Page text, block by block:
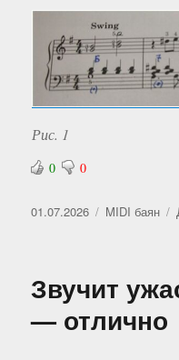
Рис. 1
0 0
Опубликовано
01.07.2026 Рубрики
MIDI баян
Звучит
— отлично